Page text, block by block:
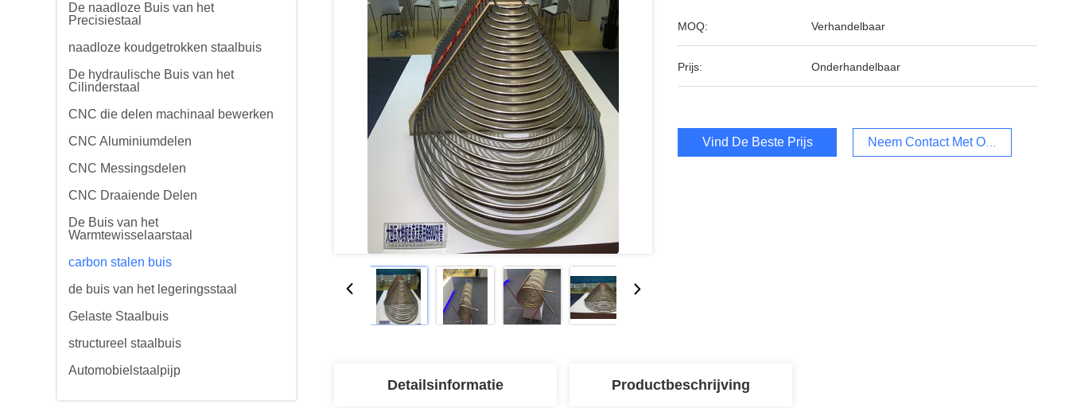
De naadloze Buis van het
Precisiestaal
naadloze koudgetrokken staalbuis
De hydraulische Buis van het
Cilinderstaal
CNC die delen machinaal bewerken
CNC Aluminiumdelen
CNC Messingsdelen
CNC Draaiende Delen
De Buis van het
Warmtewisselaarstaal
carbon stalen buis
de buis van het legeringsstaal
Gelaste Staalbuis
structureel staalbuis
Automobielstaalpijp
MOQ: Verhandelbaar
Prijs: Onderhandelbaar
Vind De Beste Prijs Neem Contact Met Ons Op.
Detailsinformatie Productbeschrijving